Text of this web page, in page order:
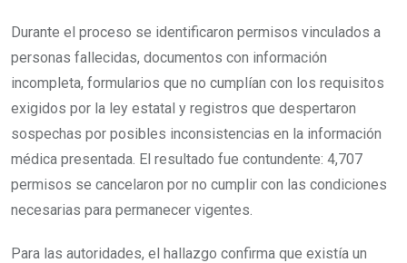
Durante el proceso se identificaron permisos vinculados a
personas fallecidas, documentos con información
incompleta, formularios que no cumplían con los requisitos
exigidos por la ley estatal y registros que despertaron
sospechas por posibles inconsistencias en la información
médica presentada. El resultado fue contundente: 4,707
permisos se cancelaron por no cumplir con las condiciones
necesarias para permanecer vigentes.
Para las autoridades, el hallazgo confirma que existía un